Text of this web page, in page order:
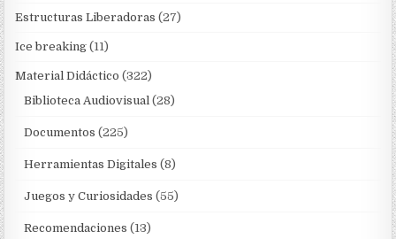
Estructuras Liberadoras (27)
Ice breaking (11)
Material Didáctico (322)
Biblioteca Audiovisual (28)
Documentos (225)
Herramientas Digitales (8)
Juegos y Curiosidades (55)
Recomendaciones (13)